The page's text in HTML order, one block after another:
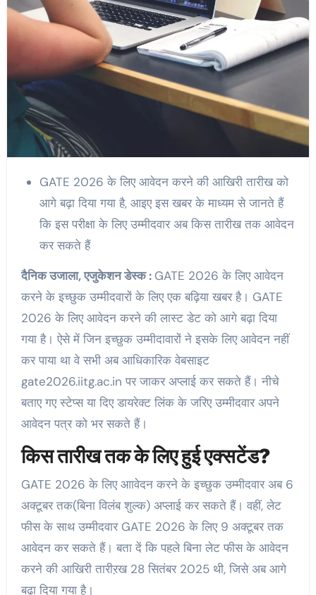
GATE 2026 के लिए आवेदन करने की आखिरी तारीख को
आगे बढ़ा दिया गया है, आइए इस खबर के माध्यम से जानते हैं
कि इस परीक्षा के लिए उम्मीदवार अब किस तारीख तक आवेदन
कर सकते हैं
दैनिक उजाला, एजुकेशन डेस्क : GATE 2026 के लिए आवेदन
करने के इच्छुक उम्मीदवारों के लिए एक बढ़िया खबर है। GATE
2026 के लिए आवेदन करने की लास्ट डेट को आगे बढ़ा दिया
गया है। ऐसे में जिन इच्छुक उम्मीदावारों ने इसके लिए आवेदन नहीं
कर पाया था वे सभी अब आधिकारिक वेबसाइट
gate2026.iitg.ac.in पर जाकर अप्लाई कर सकते हैं। नीचे
बताए गए स्टेप्स या दिए डायरेक्ट लिंक के जरिए उम्मीदवार अपने
आवेदन पत्र को भर सकते हैं।
किस तारीख तक के लिए हुई एक्सटेंड?
GATE 2026 के लिए आावेदन करने के इच्छुक उम्मीदवार अब 6
अक्टूबर तक(बिना विलंब शुल्क) अप्लाई कर सकते हैं। वहीं, लेट
फीस के साथ उम्मीदवार GATE 2026 के लिए 9 अक्टूबर तक
आवेदन कर सकते हैं। बता दें कि पहले बिना लेट फीस के आवेदन
करने की आखिरी तारीऱख 28 सितंबर 2025 थी, जिसे अब आगे
बढ़ा दिया गया है।